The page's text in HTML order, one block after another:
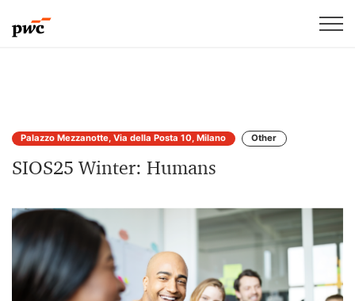
Palazzo Mezzanotte, Via della Posta 10, Milano Other
SIOS25 Winter: Humans